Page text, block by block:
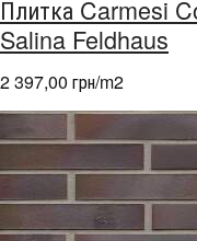
Плитка Carmesi
Salina Feldhaus
2 397,00 грн/m2